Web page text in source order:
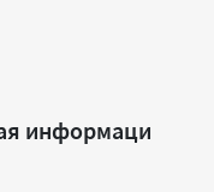
информаци